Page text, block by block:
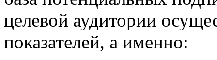
целевой аудитории
показателей, а именно: